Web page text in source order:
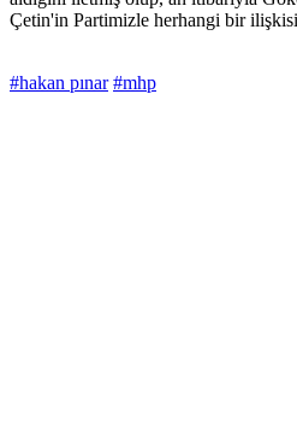
Çetin'in Partimizle herhangi bir ilişkisi
#hakan pınar #mhp